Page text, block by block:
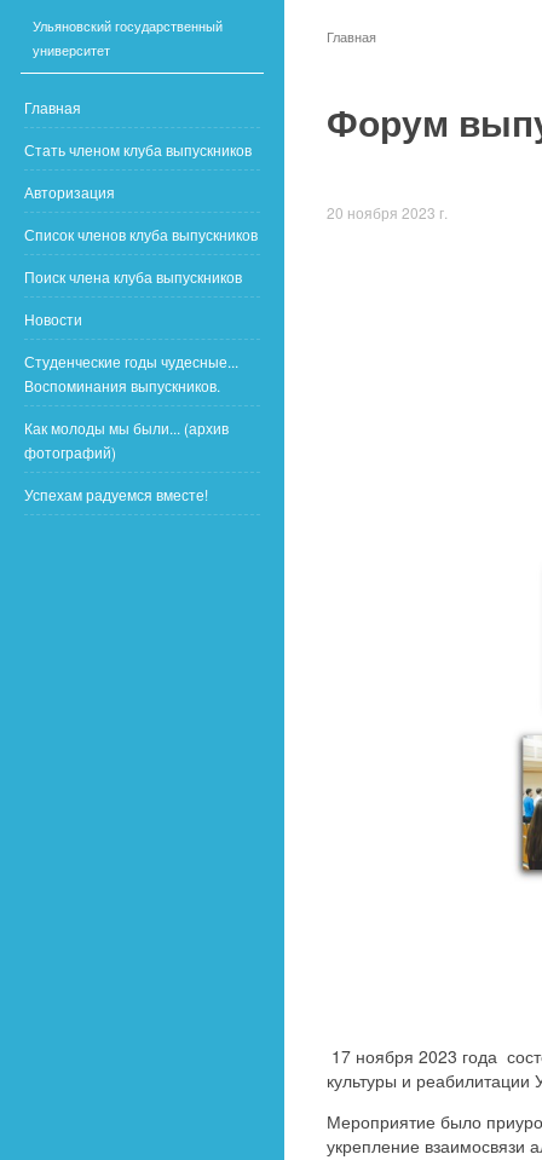
Ульяновский государственный
университет
Главная
Стать членом клуба выпускников
Авторизация
Список членов клуба выпускников
Поиск члена клуба выпускников
Новости
Студенческие годы чудесные...
Воспоминания выпускников.
Как молоды мы были... (архив
фотографий)
Успехам радуемся вместе!
Главная
Форум
20 ноября 2023 г.
17 ноября 2023 года
культуры и реабилитации
Мероприятие было
укрепление взаимосвязи